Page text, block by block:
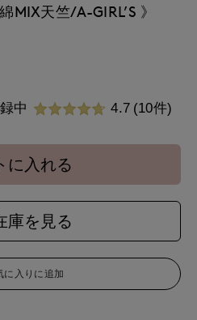
MIX天竺/A-GIRL’S 》
中 4.7 (10件)
に入れる
庫を見る
に入りに追加